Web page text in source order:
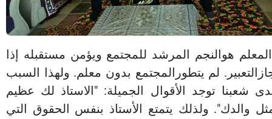
هوالنجم المرشد للمجتمع ويؤمن مستقبله إذا
لم يتطورالمجتمع بدون معلم. ولهذا السبب
شعبنا توجد الأقوال الجميلة: "الاستاذ لك عظيم
والدك". ولذلك يتمتع الأستاذ بنفس الحقوق التي